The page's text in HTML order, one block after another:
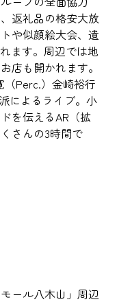
返礼品の格安大放
や似顔絵大会、遺
ます。周辺では地
店も開かれます。
（Perc.）金崎裕行
によるライブ。小
を伝えるAR（拡
さんの3時間で
ール八木山」周辺